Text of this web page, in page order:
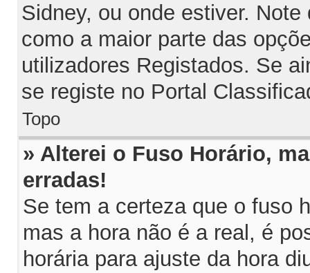
Sidney, ou onde estiver.
como a maior parte das
utilizadores Registados. Se
se registe no Portal
Topo
» Alterei o Fuso Horário,
erradas!
Se tem a certeza que o fuso
mas a hora não é a real, é
horária para ajuste da hora